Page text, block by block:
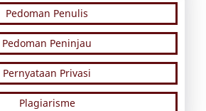
Pedoman Penulis
Pedoman Peninjau
Pernyataan Privasi
Plagiarisme